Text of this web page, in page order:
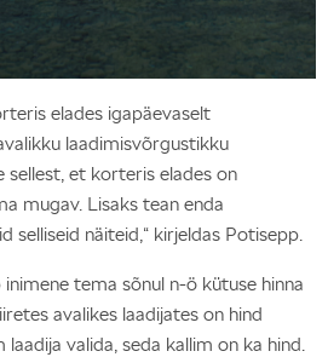
elades igapäevaselt
laadimisvõrgustikku
sellest, et korteris elades on
mugav. Lisaks tean enda
selliseid näiteid,“ kirjeldas Potisepp.
tema sõnul n-ö kütuse hinna
avalikes laadijates on hind
valida, seda kallim on ka hind.